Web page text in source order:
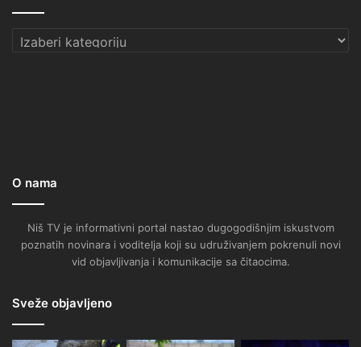
Kategorije
O nama
Niš TV je informativni portal nastao dugogodišnjim iskustvom
poznatih novinara i voditelja koji su udruživanjem pokrenuli novi
vid objavljivanja i komunikacije sa čitaocima.
Sveže objavljeno